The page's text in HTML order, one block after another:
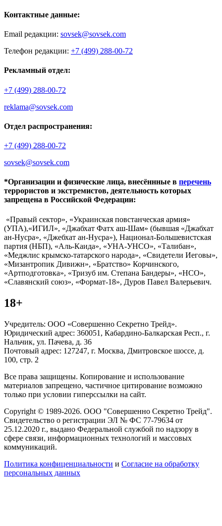
Контактные данные:
Email редакции: sovsek@sovsek.com
Телефон редакции: +7 (499) 288-00-72
Рекламный отдел:
+7 (499) 288-00-72
reklama@sovsek.com
Отдел распространения:
+7 (499) 288-00-72
sovsek@sovsek.com
*Организации и физические лица, внесённные в перечень
террористов и экстремистов, деятельность которых
запрещена в Российской Федерации:
«Правый сектор», «Украинская повстанческая армия»
(УПА),«ИГИЛ», «Джабхат Фатх аш-Шам» (бывшая «Джабхат
ан-Нусра», «Джебхат ан-Нусра»), Национал-Большевистская
партия (НБП), «Аль-Каида», «УНА-УНСО», «Талибан»,
«Меджлис крымско-татарского народа», «Свидетели Иеговы»,
«Мизантропик Дивижн», «Братство» Корчинского,
«Артподготовка», «Тризуб им. Степана Бандеры», «НСО»,
«Славянский союз», «Формат-18», Дуров Павел Валерьевич.
18+
Учредитель: ООО «Совершенно Секретно Трейд».
Юридический адрес: 360051, Кабардино-Балкарская Респ., г.
Нальчик, ул. Пачева, д. 36
Почтовый адрес: 127247, г. Москва, Дмитровское шоссе, д.
100, стр. 2
Все права защищены. Копирование и использование
материалов запрещено, частичное цитирование возможно
только при условии гиперссылки на сайт.
Copyright © 1989-2026. ООО "Совершенно Секретно Трейд".
Свидетельство о регистрации ЭЛ № ФС 77-79634 от
25.12.2020 г., выдано Федеральной службой по надзору в
сфере связи, информационных технологий и массовых
коммуникаций.
Политика конфиценциальности и Согласие на обработку
персональных данных